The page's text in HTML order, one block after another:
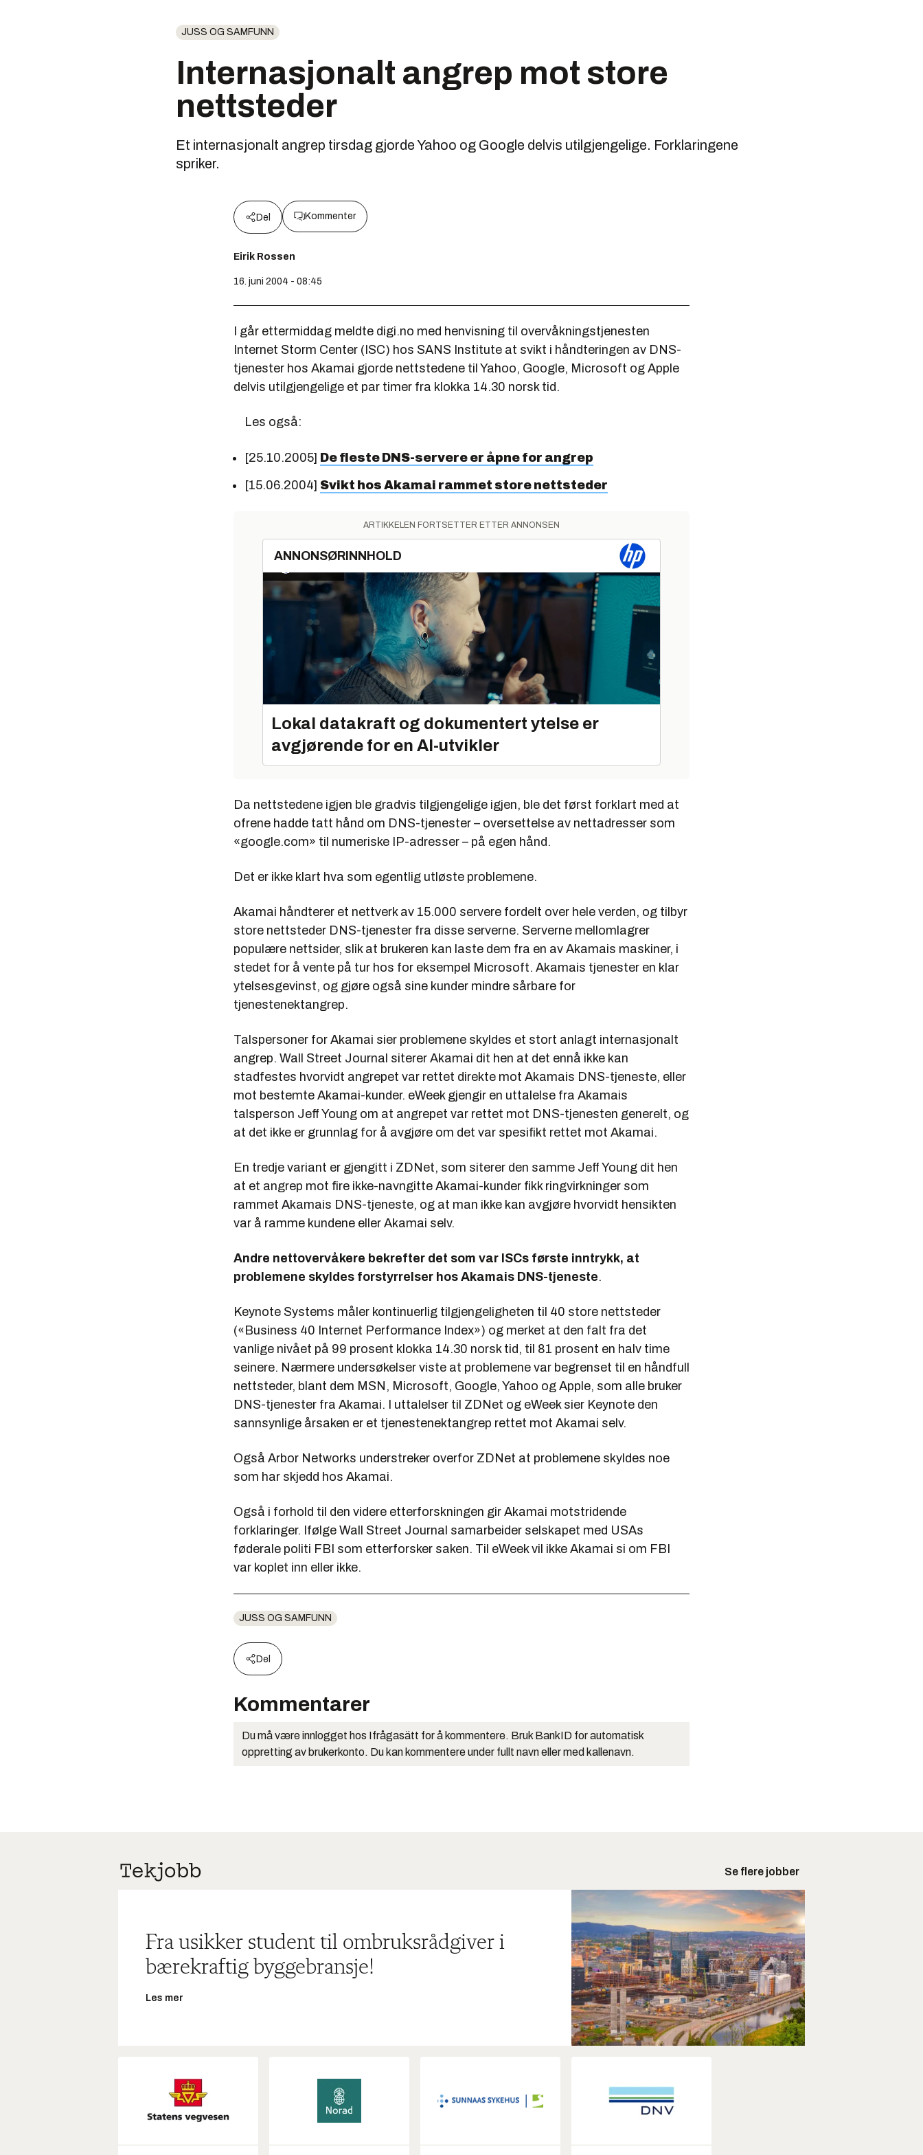
JUSS OG SAMFUNN
Internasjonalt angrep mot store
nettsteder
Et internasjonalt angrep tirsdag gjorde Yahoo og Google delvis utilgjengelige. Forklaringene
spriker.
Del Kommenter
Eirik Rossen
16. juni 2004 - 08:45
I går ettermiddag meldte digi.no med henvisning til overvåkningstjenesten
Internet Storm Center (ISC) hos SANS Institute at svikt i håndteringen av DNS-
tjenester hos Akamai gjorde nettstedene til Yahoo, Google, Microsoft og Apple
delvis utilgjengelige et par timer fra klokka 14.30 norsk tid.
Les også:
[25.10.2005] De fleste DNS-servere er åpne for angrep
[15.06.2004] Svikt hos Akamai rammet store nettsteder
ARTIKKELEN FORTSETTER ETTER ANNONSEN
ANNONSØRINNHOLD
Lokal datakraft og dokumentert ytelse er
avgjørende for en AI-utvikler
Da nettstedene igjen ble gradvis tilgjengelige igjen, ble det først forklart med at
ofrene hadde tatt hånd om DNS-tjenester – oversettelse av nettadresser som
«google.com» til numeriske IP-adresser – på egen hånd.
Det er ikke klart hva som egentlig utløste problemene.
Akamai håndterer et nettverk av 15.000 servere fordelt over hele verden, og tilbyr
store nettsteder DNS-tjenester fra disse serverne. Serverne mellomlagrer
populære nettsider, slik at brukeren kan laste dem fra en av Akamais maskiner, i
stedet for å vente på tur hos for eksempel Microsoft. Akamais tjenester en klar
ytelsesgevinst, og gjøre også sine kunder mindre sårbare for
tjenestenektangrep.
Talspersoner for Akamai sier problemene skyldes et stort anlagt internasjonalt
angrep. Wall Street Journal siterer Akamai dit hen at det ennå ikke kan
stadfestes hvorvidt angrepet var rettet direkte mot Akamais DNS-tjeneste, eller
mot bestemte Akamai-kunder. eWeek gjengir en uttalelse fra Akamais
talsperson Jeff Young om at angrepet var rettet mot DNS-tjenesten generelt, og
at det ikke er grunnlag for å avgjøre om det var spesifikt rettet mot Akamai.
En tredje variant er gjengitt i ZDNet, som siterer den samme Jeff Young dit hen
at et angrep mot fire ikke-navngitte Akamai-kunder fikk ringvirkninger som
rammet Akamais DNS-tjeneste, og at man ikke kan avgjøre hvorvidt hensikten
var å ramme kundene eller Akamai selv.
Andre nettovervåkere bekrefter det som var ISCs første inntrykk, at
problemene skyldes forstyrrelser hos Akamais DNS-tjeneste.
Keynote Systems måler kontinuerlig tilgjengeligheten til 40 store nettsteder
(«Business 40 Internet Performance Index») og merket at den falt fra det
vanlige nivået på 99 prosent klokka 14.30 norsk tid, til 81 prosent en halv time
seinere. Nærmere undersøkelser viste at problemene var begrenset til en håndfull
nettsteder, blant dem MSN, Microsoft, Google, Yahoo og Apple, som alle bruker
DNS-tjenester fra Akamai. I uttalelser til ZDNet og eWeek sier Keynote den
sannsynlige årsaken er et tjenestenektangrep rettet mot Akamai selv.
Også Arbor Networks understreker overfor ZDNet at problemene skyldes noe
som har skjedd hos Akamai.
Også i forhold til den videre etterforskningen gir Akamai motstridende
forklaringer. Ifølge Wall Street Journal samarbeider selskapet med USAs
føderale politi FBI som etterforsker saken. Til eWeek vil ikke Akamai si om FBI
var koplet inn eller ikke.
JUSS OG SAMFUNN
Del
Kommentarer
Du må være innlogget hos Ifrågasätt for å kommentere. Bruk BankID for automatisk
oppretting av brukerkonto. Du kan kommentere under fullt navn eller med kallenavn.
Se flere jobber
Fra usikker student til ombruksrådgiver i
bærekraftig byggebransje!
Les mer